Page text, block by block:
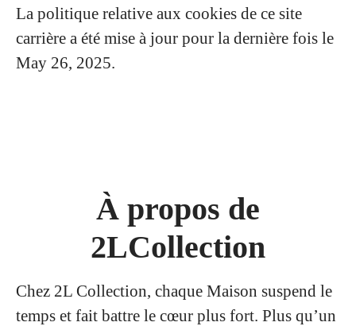
La politique relative aux cookies de ce site
carrière a été mise à jour pour la dernière fois le
May 26, 2025.
À propos de
2LCollection
Chez 2L Collection, chaque Maison suspend le
temps et fait battre le cœur plus fort. Plus qu’un